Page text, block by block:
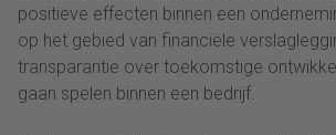
positieve effecten binnen een
op het gebied van financiële
transparantie over toekomstige
gaan spelen binnen een bedrijf.